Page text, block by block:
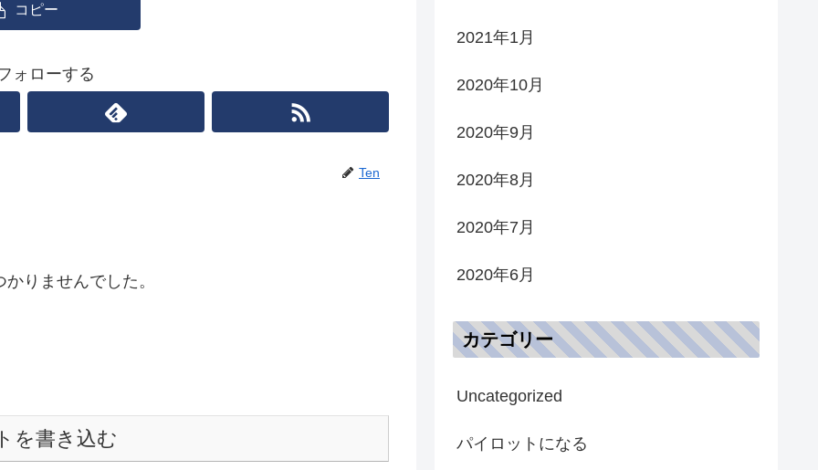
コピー
ォローする
Ten
りませんでした。
を書き込む
2021年1月
2020年10月
2020年9月
2020年8月
2020年7月
2020年6月
カテゴリー
Uncategorized
パイロットになる